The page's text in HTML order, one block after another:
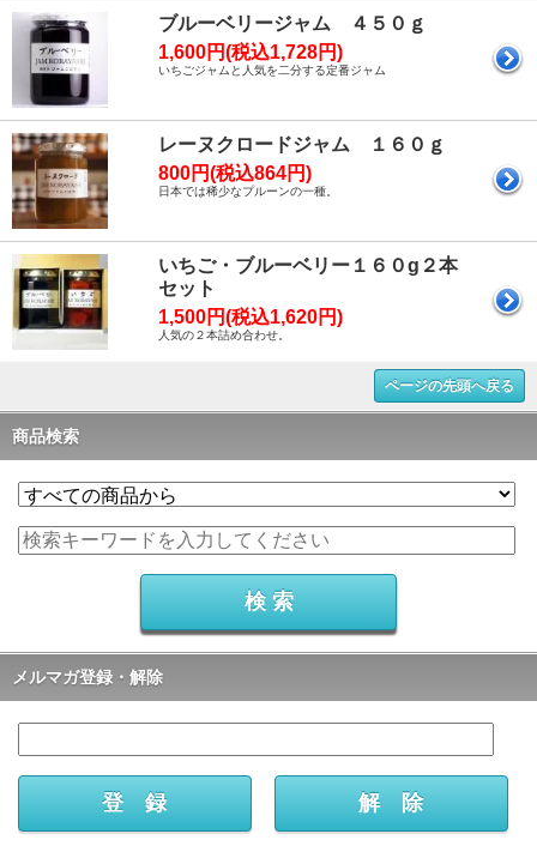
ブルーベリージャム ４５０ｇ
1,600円(税込1,728円)
いちごジャムと人気を二分する定番ジャム
レーヌクロードジャム １６０ｇ
800円(税込864円)
日本では稀少なプルーンの一種。
いちご・ブルーベリー１６０g２本
セット
1,500円(税込1,620円)
人気の２本詰め合わせ。
ページの先頭へ戻る
商品検索
メルマガ登録・解除